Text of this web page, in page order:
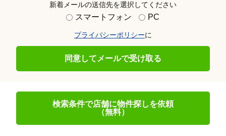
新着メールの送信先を選択してください
スマートフォン PC
プライバシーポリシーに
同意してメールで受け取る
検索条件で店舗に物件探しを依頼
（無料）